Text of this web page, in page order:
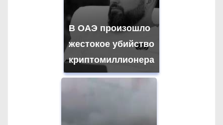
В ОАЭ произошло
жестокое убийство
криптомиллионера